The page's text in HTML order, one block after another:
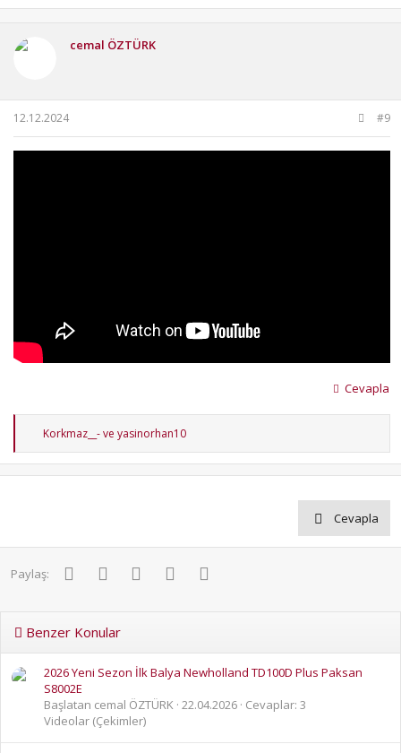
cemal ÖZTÜRK
12.12.2024 #9
Cevapla
T
p
k
:
Korkmaz__-ve yasinorhan10
Cevapla
Paylaş: FacebookTwitter PinterestWhatsApp
Benzer Konular
2026 Yeni Sezon İlk Balya Newholland TD100D Plus Paksan
S8002E
Başlatan cemal ÖZTÜRK 22.04.2026 Cevaplar: 3
Videolar (Çekimler)